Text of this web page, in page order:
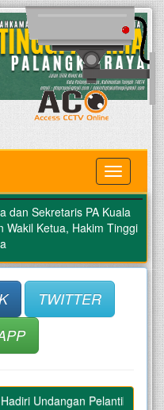
MENU
dan Sekretaris PA Kuala
Wakil Ketua, Hakim Tinggi
TWITTER
Undangan Pelantikan